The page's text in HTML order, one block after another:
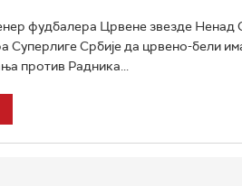
фудбалера Црвене звезде Ненад
Суперлиге Србије да црвено-бели
против Радника...